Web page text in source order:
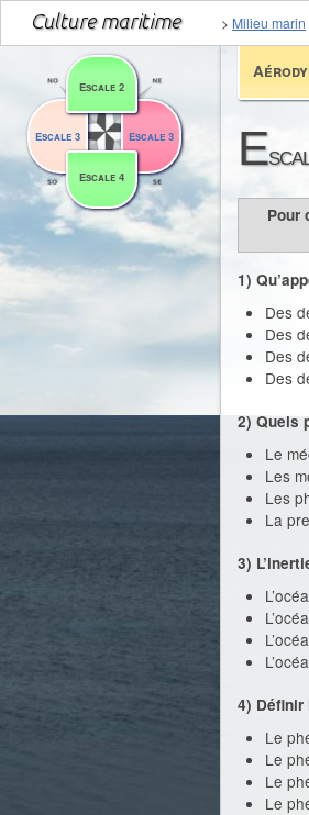
> Milieu marin
E
Pour
1)
Des
Des
Des
Des
2) Quels
Le
Les
Les
La
3)
4) Définir
Le
Le
Le
Le
Escale 3
Escale 3
Escale 4
Escale 2